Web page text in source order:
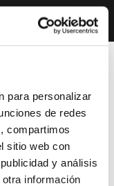
para personalizar
de redes
compartimos
sitio web con
y análisis
información